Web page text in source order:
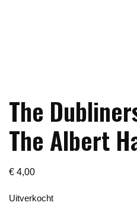
The
The Albert
€ 4,00
Uitverkocht